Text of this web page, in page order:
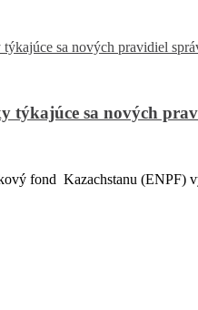
týkajúce sa nových
fond Kazachstanu (ENPF)